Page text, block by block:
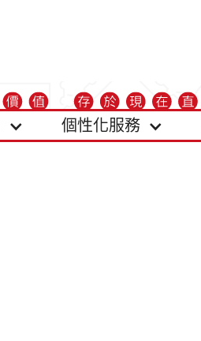
個性化服務